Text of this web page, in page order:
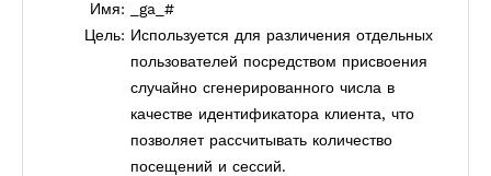
Имя:
_ga_#
Цель: Используется для различения отдельных
пользователей посредством присвоения
случайно сгенерированного числа в
качестве идентификатора клиента, что
позволяет рассчитывать количество
посещений и сессий.